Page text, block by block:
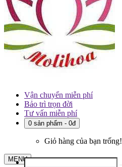
Vận chuyển miễn phí
Bảo trì trọn đời
Tư vấn miễn phí
0 sản phẩm - 0đ
Giỏ hàng của bạn trống!
MENU